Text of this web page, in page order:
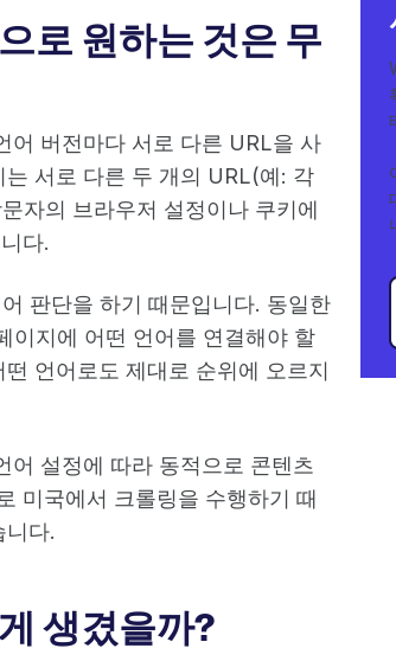
로 원하는 것은 무
어 버전마다 서로 다른 URL을 사
서로 다른 두 개의 URL(예: 각
자의 브라우저 설정이나 쿠키에
다.
판단을 하기 때문입니다. 동일한
이지에 어떤 언어를 연결해야 할
언어로도 제대로 순위에 오르지
어 설정에 따라 동적으로 콘텐츠
미국에서 크롤링을 수행하기 때
니다.
생겼을까?